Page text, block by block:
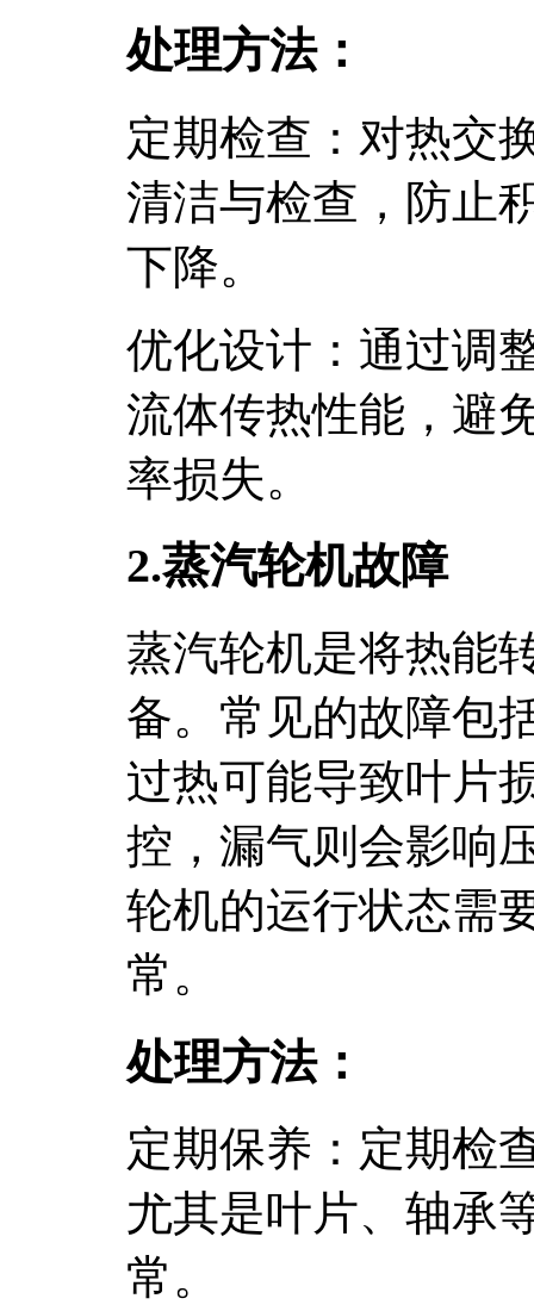
处理方法：
定期检查：对热交
清洁与检查，防止
下降。
优化设计：通过调
流体传热性能，避
率损失。
2.蒸汽轮机故障
蒸汽轮机是将热能
备。常见的故障包
过热可能导致叶片
控，漏气则会影响
轮机的运行状态需
常。
处理方法：
定期保养：定期检
尤其是叶片、轴承
常。